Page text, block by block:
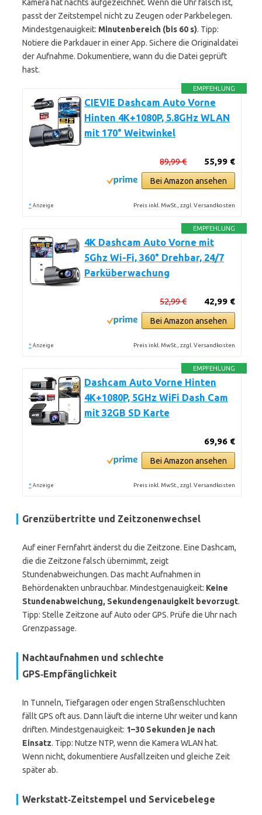
Kamera hat nachts aufgezeichnet. Wenn die Uhr falsch ist,
passt der Zeitstempel nicht zu Zeugen oder Parkbelegen.
Mindestgenauigkeit: Minutenbereich (bis 60 s). Tipp:
Notiere die Parkdauer in einer App. Sichere die Originaldatei
der Aufnahme. Dokumentiere, wann du die Datei geprüft
hast.
EMPFEHLUNG
CIEVIE Dashcam Auto Vorne
Hinten 4K+1080P, 5.8GHz WLAN
mit 170° Weitwinkel
55,99 €
89,99 €
Bei Amazon ansehen
* Anzeige Preis inkl. MwSt., zzgl. Versandkosten
EMPFEHLUNG
4K Dashcam Auto Vorne mit
5Ghz Wi-Fi, 360° Drehbar, 24/7
Parküberwachung
42,99 €
52,99 €
Bei Amazon ansehen
* Anzeige Preis inkl. MwSt., zzgl. Versandkosten
EMPFEHLUNG
Dashcam Auto Vorne Hinten
4K+1080P, 5GHz WiFi Dash Cam
mit 32GB SD Karte
69,96 €
Bei Amazon ansehen
* Anzeige Preis inkl. MwSt., zzgl. Versandkosten
Grenzübertritte und Zeitzonenwechsel
Auf einer Fernfahrt änderst du die Zeitzone. Eine Dashcam,
die die Zeitzone falsch übernimmt, zeigt
Stundenabweichungen. Das macht Aufnahmen in
Behördenakten unbrauchbar. Mindestgenauigkeit: Keine
Stundenabweichung, Sekundengenauigkeit bevorzugt.
Tipp: Stelle Zeitzone auf Auto oder GPS. Prüfe die Uhr nach
Grenzpassage.
Nachtaufnahmen und schlechte
GPS‑Empfänglichkeit
In Tunneln, Tiefgaragen oder engen Straßenschluchten
fällt GPS oft aus. Dann läuft die interne Uhr weiter und kann
driften. Mindestgenauigkeit: 1–30 Sekunden je nach
Einsatz. Tipp: Nutze NTP, wenn die Kamera WLAN hat.
Wenn nicht, dokumentiere Ausfallzeiten und gleiche Zeit
später ab.
Werkstatt‑Zeitstempel und Servicebelege